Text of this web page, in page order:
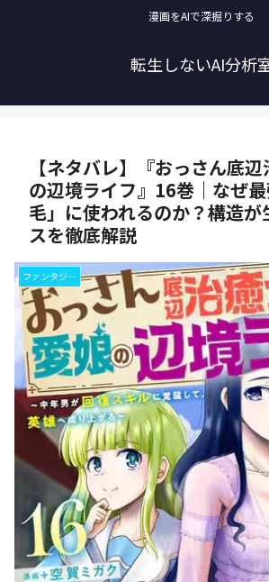
漫画をAIで深掘りする
転生しないAI分析
【ネタバレ】『おっさん底
の辺境ライフ』16巻｜なぜ
毛」に使われるのか？構造が
スを徹底解説
ファンタジー